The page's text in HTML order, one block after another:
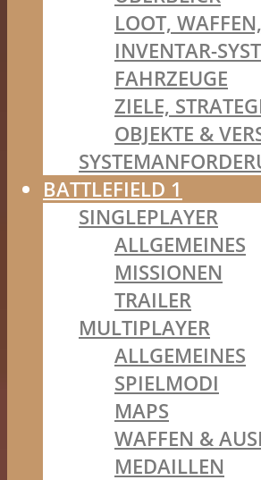
LOOT,
INVENTAR-
FAHRZEUGE
ZIELE,
OBJEKTE &
BATTLEFIELD 1
SINGLEPLAYER
ALLGEMEINES
MISSIONEN
TRAILER
MULTIPLAYER
ALLGEMEINES
SPIELMODI
MAPS
WAFFEN &
MEDAILLEN